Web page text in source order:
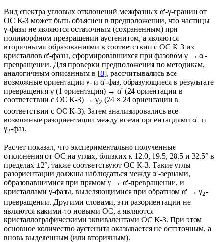
Вид спектра угловых отклонений межфазных α'-γ-границ от
ОС К-З может быть объяснен в предположении, что частицы
γ-фазы не являются остаточным (сохраненным) при
полиморфном превращении аустенитом, а являются
вторичными образованиями в соответствии с ОС К-З из
кристаллов α'-фазы, сформировавшихся при фазовом γ → α'-
превращении. Для проверки предположения по методикам,
аналогичным описанным в [8], рассчитывались все
возможные ориентации γ- и α'-фаз, образующиеся в результате
превращения γ (1 ориентация) → α' (24 ориентации в
соответствии с ОС К-З) → γ2 (24 × 24 ориентации в
соответствии с ОС К-З). Затем анализировались все
возможные разориентации между всеми ориентациями α'- и
γ2-фаз.
Расчет показал, что экспериментально полученные
отклонения от ОС на углах, близких к 12.0, 19.5, 28.5 и 32.5° в
пределах ±2°, также соответствуют ОС К-З. Такие углы
разориентации должны наблюдаться между α′-зернами,
образовавшимися при прямом γ → α'-превращении, и
кристаллами γ-фазы, выделяющимися при обратном α' → γ2-
превращении. Другими словами, эти разориентации не
являются какими-то новыми ОС, а являются
кристаллографическими эквивалентами ОС К-З. При этом
основное количество аустенита оказывается не остаточным, а
вновь выделенным (или вторичным).